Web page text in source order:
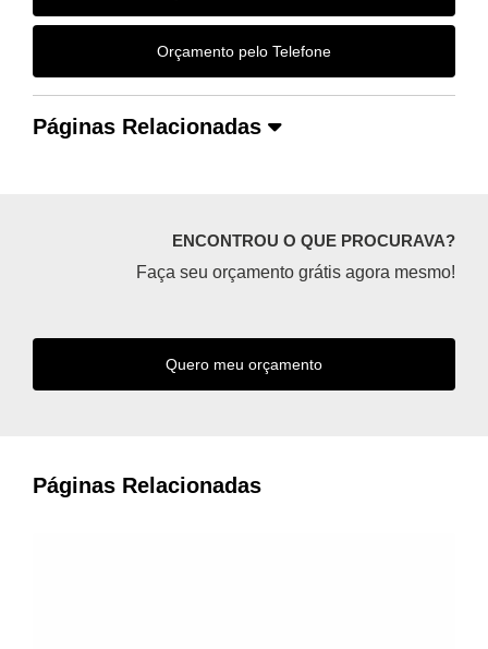
Orçamento pelo Telefone
Páginas Relacionadas
ENCONTROU O QUE PROCURAVA?
Faça seu orçamento grátis agora mesmo!
Quero meu orçamento
Páginas Relacionadas